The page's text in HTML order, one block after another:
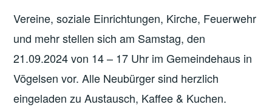
Vereine, soziale Einrichtungen, Kirche, Feuerwehr
und mehr stellen sich am Samstag, den
21.09.2024 von 14 – 17 Uhr im Gemeindehaus in
Vögelsen vor. Alle Neubürger sind herzlich
eingeladen zu Austausch, Kaffee & Kuchen.